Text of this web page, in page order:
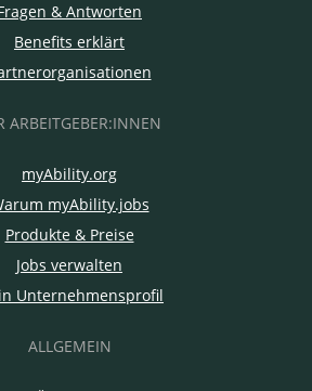
& Antworten
Benefits erklärt
ARBEITGEBER:INNEN
myAbility.org
myAbility.jobs
Produkte & Preise
Jobs verwalten
Unternehmensprofil
ALLGEMEIN